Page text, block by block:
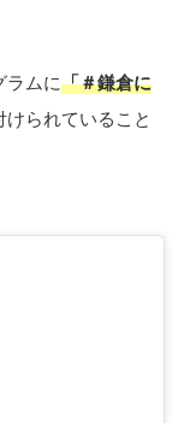
ラムに「＃鎌倉に
られていること